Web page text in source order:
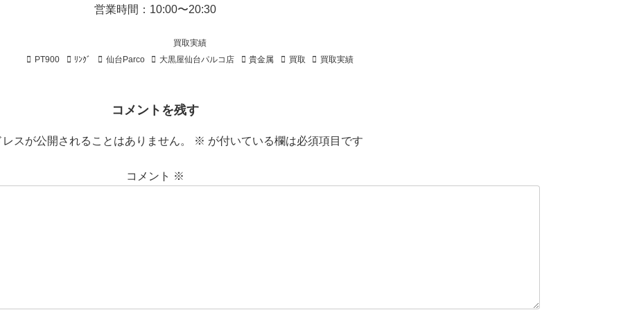
営業時間：10:00〜20:30
買取実績
PT900 ﾘﾝｸﾞ 仙台Parco 大黒屋仙台パルコ店 貴金属 買取 買取実績
コメントを残す
レスが公開されることはありません。 ※ が付いている欄は必須項目です
コメント ※